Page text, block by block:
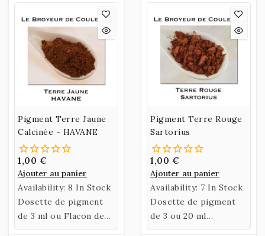
S.A.R.
TOR/SA.
Pigment Terre Jaune
Calcinée - HAVANE
1,00 €
Ajouter au panier
Availability: 8 In Stock
Dosette de pigment
de 3 ml ou Flacon de
35 ml de Terre Jaune
Pigment Terre Rouge
Sartorius
1,00 €
Ajouter au panier
Availability: 7 In Stock
Dosette de pigment
de 3 ou 20 ml
ou Sachet de 60 gr de